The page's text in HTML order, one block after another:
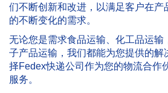
们不断创新和改进，以满足客户在产
的不断变化的需求。
无论您是需求食品运输、化工品运输
子产品运输，我们都能为您提供的解
择Fedex快递公司作为您的物流合作
服务。